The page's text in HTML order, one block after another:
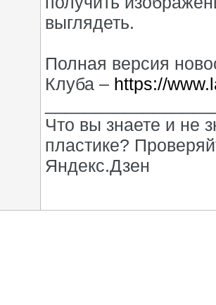
выглядеть.
Полная версия
Клуба – https://
Что вы знаете и не
пластике?
Яндекс.Дзен